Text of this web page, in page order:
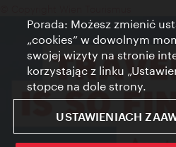
Porada: Możesz zmienić
„cookies” w dowolnym
swojej wizyty na stronie
korzystając z linku
stopce na dole strony.
USTAWIENIACH